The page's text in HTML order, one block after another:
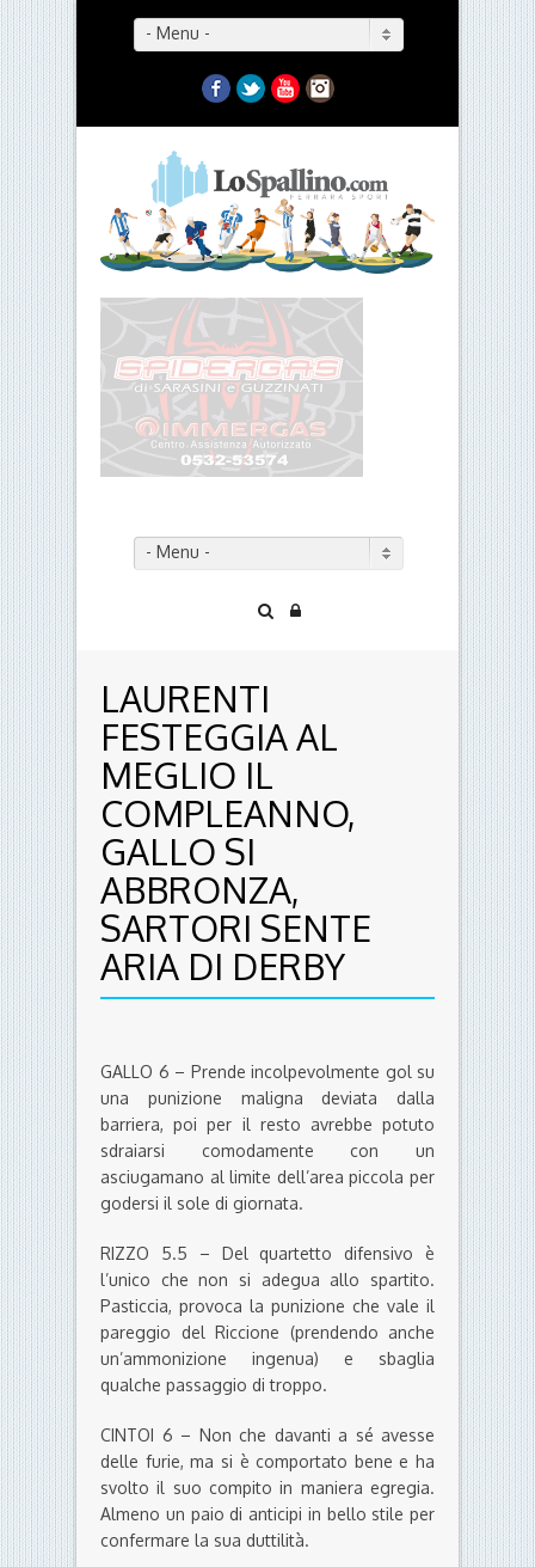
- Menu -
Facebook
TwitterYouTubeInstagram
- Menu -
LAURENTI
FESTEGGIA AL
MEGLIO IL
COMPLEANNO,
GALLO SI
ABBRONZA,
SARTORI SENTE
ARIA DI DERBY
GALLO 6 – Prende incolpevolmente gol su
una punizione maligna deviata dalla
barriera, poi per il resto avrebbe potuto
sdraiarsi comodamente con un
asciugamano al limite dell’area piccola per
godersi il sole di giornata.
RIZZO 5.5 – Del quartetto difensivo è
l’unico che non si adegua allo spartito.
Pasticcia, provoca la punizione che vale il
pareggio del Riccione (prendendo anche
un’ammonizione ingenua) e sbaglia
qualche passaggio di troppo.
CINTOI 6 – Non che davanti a sé avesse
delle furie, ma si è comportato bene e ha
svolto il suo compito in maniera egregia.
Almeno un paio di anticipi in bello stile per
confermare la sua duttilità.